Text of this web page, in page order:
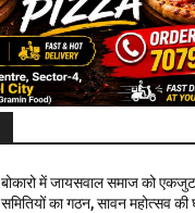
बोकारो में जायसवाल समाज को
समितियों का गठन, सावन महोत्सव की